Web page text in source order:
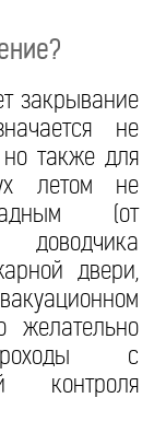
закрывание
не
но также для
летом не
(от
доводчика
двери,
желательно
с
контроля